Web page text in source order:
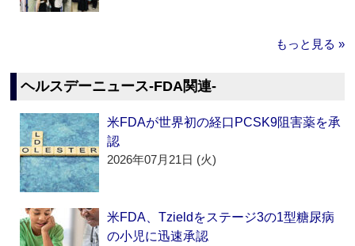
もっと見る »
ヘルスデーニュース‐FDA関連‐
米FDAが世界初の経口PCSK9阻害薬を承
認
2026年07月21日 (火)
米FDA、Tzieldをステージ3の1型糖尿病
の小児に迅速承認